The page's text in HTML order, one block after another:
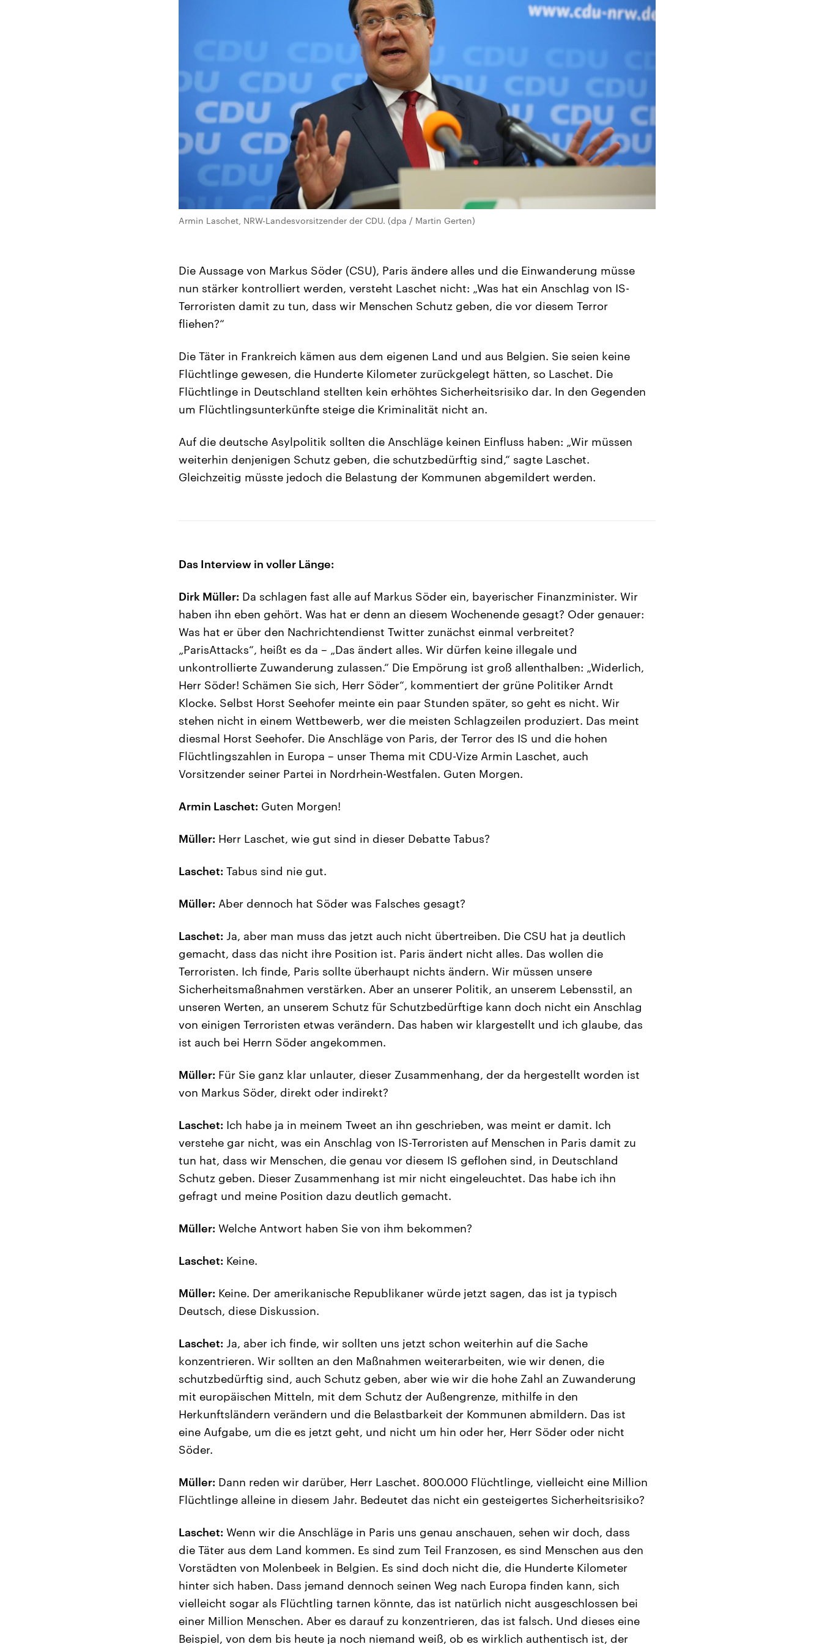
Armin Laschet, NRW-Landesvorsitzender der CDU. (dpa / Martin Gerten)
Die Aussage von Markus Söder (CSU), Paris ändere alles und die Einwanderung müsse
nun stärker kontrolliert werden, versteht Laschet nicht: „Was hat ein Anschlag von IS-
Terroristen damit zu tun, dass wir Menschen Schutz geben, die vor diesem Terror
fliehen?“
Die Täter in Frankreich kämen aus dem eigenen Land und aus Belgien. Sie seien keine
Flüchtlinge gewesen, die Hunderte Kilometer zurückgelegt hätten, so Laschet. Die
Flüchtlinge in Deutschland stellten kein erhöhtes Sicherheitsrisiko dar. In den Gegenden
um Flüchtlingsunterkünfte steige die Kriminalität nicht an.
Auf die deutsche Asylpolitik sollten die Anschläge keinen Einfluss haben: „Wir müssen
weiterhin denjenigen Schutz geben, die schutzbedürftig sind,“ sagte Laschet.
Gleichzeitig müsste jedoch die Belastung der Kommunen abgemildert werden.
Das Interview in voller Länge:
Dirk Müller: Da schlagen fast alle auf Markus Söder ein, bayerischer Finanzminister. Wir
haben ihn eben gehört. Was hat er denn an diesem Wochenende gesagt? Oder genauer:
Was hat er über den Nachrichtendienst Twitter zunächst einmal verbreitet?
„ParisAttacks“, heißt es da – „Das ändert alles. Wir dürfen keine illegale und
unkontrollierte Zuwanderung zulassen.“ Die Empörung ist groß allenthalben: „Widerlich,
Herr Söder! Schämen Sie sich, Herr Söder“, kommentiert der grüne Politiker Arndt
Klocke. Selbst Horst Seehofer meinte ein paar Stunden später, so geht es nicht. Wir
stehen nicht in einem Wettbewerb, wer die meisten Schlagzeilen produziert. Das meint
diesmal Horst Seehofer. Die Anschläge von Paris, der Terror des IS und die hohen
Flüchtlingszahlen in Europa – unser Thema mit CDU-Vize Armin Laschet, auch
Vorsitzender seiner Partei in Nordrhein-Westfalen. Guten Morgen.
Armin Laschet: Guten Morgen!
Müller: Herr Laschet, wie gut sind in dieser Debatte Tabus?
Laschet: Tabus sind nie gut.
Müller: Aber dennoch hat Söder was Falsches gesagt?
Laschet: Ja, aber man muss das jetzt auch nicht übertreiben. Die CSU hat ja deutlich
gemacht, dass das nicht ihre Position ist. Paris ändert nicht alles. Das wollen die
Terroristen. Ich finde, Paris sollte überhaupt nichts ändern. Wir müssen unsere
Sicherheitsmaßnahmen verstärken. Aber an unserer Politik, an unserem Lebensstil, an
unseren Werten, an unserem Schutz für Schutzbedürftige kann doch nicht ein Anschlag
von einigen Terroristen etwas verändern. Das haben wir klargestellt und ich glaube, das
ist auch bei Herrn Söder angekommen.
Müller: Für Sie ganz klar unlauter, dieser Zusammenhang, der da hergestellt worden ist
von Markus Söder, direkt oder indirekt?
Laschet: Ich habe ja in meinem Tweet an ihn geschrieben, was meint er damit. Ich
verstehe gar nicht, was ein Anschlag von IS-Terroristen auf Menschen in Paris damit zu
tun hat, dass wir Menschen, die genau vor diesem IS geflohen sind, in Deutschland
Schutz geben. Dieser Zusammenhang ist mir nicht eingeleuchtet. Das habe ich ihn
gefragt und meine Position dazu deutlich gemacht.
Müller: Welche Antwort haben Sie von ihm bekommen?
Laschet: Keine.
Müller: Keine. Der amerikanische Republikaner würde jetzt sagen, das ist ja typisch
Deutsch, diese Diskussion.
Laschet: Ja, aber ich finde, wir sollten uns jetzt schon weiterhin auf die Sache
konzentrieren. Wir sollten an den Maßnahmen weiterarbeiten, wie wir denen, die
schutzbedürftig sind, auch Schutz geben, aber wie wir die hohe Zahl an Zuwanderung
mit europäischen Mitteln, mit dem Schutz der Außengrenze, mithilfe in den
Herkunftsländern verändern und die Belastbarkeit der Kommunen abmildern. Das ist
eine Aufgabe, um die es jetzt geht, und nicht um hin oder her, Herr Söder oder nicht
Söder.
Müller: Dann reden wir darüber, Herr Laschet. 800.000 Flüchtlinge, vielleicht eine Million
Flüchtlinge alleine in diesem Jahr. Bedeutet das nicht ein gesteigertes Sicherheitsrisiko?
Laschet: Wenn wir die Anschläge in Paris uns genau anschauen, sehen wir doch, dass
die Täter aus dem Land kommen. Es sind zum Teil Franzosen, es sind Menschen aus den
Vorstädten von Molenbeek in Belgien. Es sind doch nicht die, die Hunderte Kilometer
hinter sich haben. Dass jemand dennoch seinen Weg nach Europa finden kann, sich
vielleicht sogar als Flüchtling tarnen könnte, das ist natürlich nicht ausgeschlossen bei
einer Million Menschen. Aber es darauf zu konzentrieren, das ist falsch. Und dieses eine
Beispiel, von dem bis heute ja noch niemand weiß, ob es wirklich authentisch ist, der